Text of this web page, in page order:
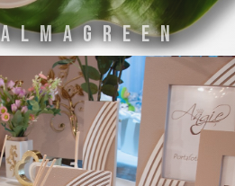
ALMAGREEN